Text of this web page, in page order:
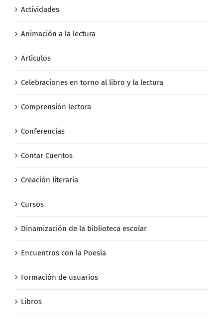
Actividades
Animación a la lectura
Artículos
Celebraciones en torno al libro y la lectura
Comprensión lectora
Conferencias
Contar Cuentos
Creación literaria
Cursos
Dinamización de la biblioteca escolar
Encuentros con la Poesía
Formación de usuarios
Libros